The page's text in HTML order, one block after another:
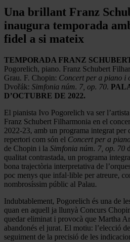
Una brillant Franz
inaugura temporada
fidel a si mateix
TEMPORADA FRANZ
Pogorelich, piano. Franz Schubert
Grau. F. Chopin: Concert per a piano i
Dvořák: Simfonia núm. 7, op. 70.
D’OCTUBRE DE 2022.
El pianista Ivo Pogorelich va ser
Franz Schubert Filharmonia en el
2022-23, amb un programa integrat per
repertori com són el Concert per a
de Chopin i la Simfonia núm. 7, op. 70
qualitat contrastada, un programa
bona trajectòria interpretativa de
poc menys que infal·lible per atreure,
nombrosíssim públic al Palau.
Indubtablement, Pogorelich és una de
quan en aquell ja llunyà Concurs
quedar eliminat i provocà que Martha
abandonés el jurat. El motiu: l’elecció
seguiment de la precisió de les